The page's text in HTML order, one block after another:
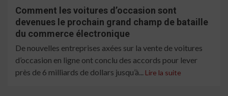
Comment les voitures d’occasion sont
devenues le prochain grand champ de bataille
du commerce électronique
De nouvelles entreprises axées sur la vente de voitures
d’occasion en ligne ont conclu des accords pour lever
près de 6 milliards de dollars jusqu’à... Lire la suite